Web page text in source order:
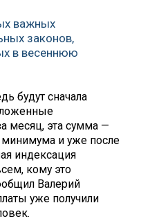
важных
законов,
в весеннюю
будут сначала
месяц, эта сумма —
и уже после
индексация
кому это
Валерий
уже получили